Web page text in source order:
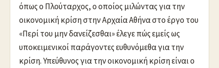
όπως ο Πλούταρχος, ο οποίος μιλώντας για την
οικονομική κρίση στην Αρχαία Αθήνα στο έργο του
«Περί του μην δανείζεσθαι» έλεγε πώς εμείς ως
υποκειμενικοί παράγοντες ευθυνόμεθα για την
κρίση. Υπεύθυνος για την οικονομική κρίση είναι ο